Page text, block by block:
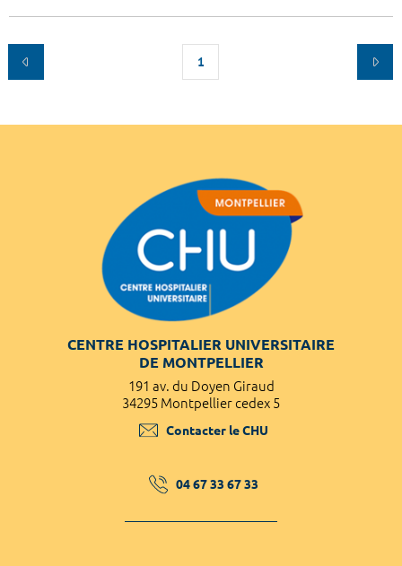
1
CENTRE HOSPITALIER UNIVERSITAIRE
DE MONTPELLIER
191 av. du Doyen Giraud
34295 Montpellier cedex 5
Contacter le CHU
04 67 33 67 33